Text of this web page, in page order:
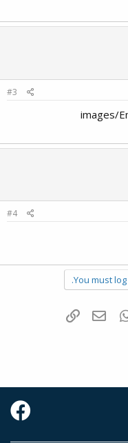
#3
#4
You must
WhatsAppדואר אלקטרוני